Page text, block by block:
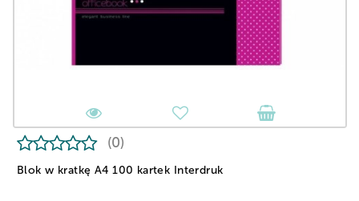
Blok w kratkę A4 100 kartek Interdruk
(0)